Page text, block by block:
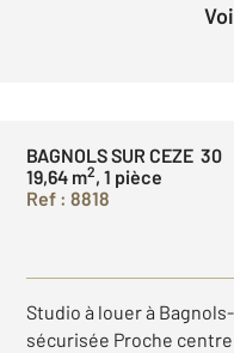
BAGNOLS SUR CEZE 30
19,64 m2, 1 pièce
Ref : 8818
Studio à louer à
sécurisée Proche